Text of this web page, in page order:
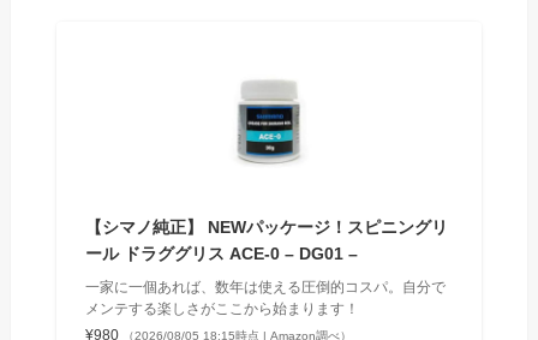
【シマノ純正】 NEWパッケージ！スピニングリ
ール ドラググリス ACE-0 – DG01 –
一家に一個あれば、数年は使える圧倒的コスパ。自分で
メンテする楽しさがここから始まります！
¥980
（2026/08/05 18:15時点 | Amazon調べ）